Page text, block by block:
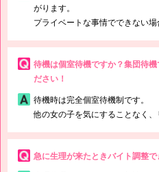
がります。
プライベートな事情でできない
待機は個室待機ですか？集団待
ださい！
待機時は完全個室待機制です。
他の女の子を気にすることなく
急に生理が来たときバイト調整で